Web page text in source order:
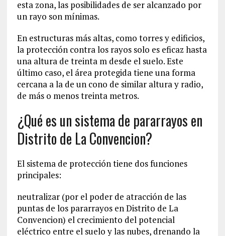
esta zona, las posibilidades de ser alcanzado por
un rayo son mínimas.
En estructuras más altas, como torres y edificios,
la protección contra los rayos solo es eficaz hasta
una altura de treinta m desde el suelo. Este
último caso, el área protegida tiene una forma
cercana a la de un cono de similar altura y radio,
de más o menos treinta metros.
¿Qué es un sistema de pararrayos en
Distrito de La Convencion‎?
El sistema de protección tiene dos funciones
principales:
neutralizar (por el poder de atracción de las
puntas de los pararrayos en Distrito de La
Convencion‎) el crecimiento del potencial
eléctrico entre el suelo y las nubes, drenando la